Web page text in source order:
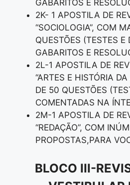
GABARITOS E
2K- 1 APOSTILA DE
“SOCIOLOGIA”, COM
QUESTÕES (TESTES
GABARITOS E
2L-1 APOSTILA DE
“ARTES E HISTÓRIA
DE 50 QUESTÕES
COMENTADAS NA
2M-1 APOSTILA DE
“REDAÇÃO”, COM
PROPOSTAS,PARA
BLOCO III-